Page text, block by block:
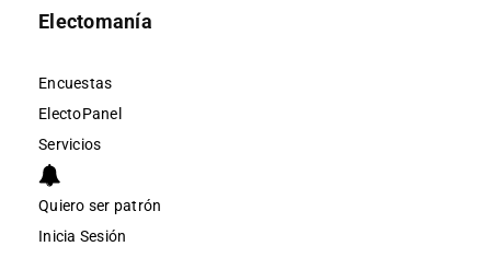
Electomanía
Encuestas
ElectoPanel
Servicios
Quiero ser patrón
Inicia Sesión